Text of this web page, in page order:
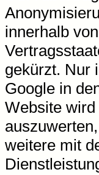
innerhalb
gekürzt. Nur
Google in
Website
weitere mit